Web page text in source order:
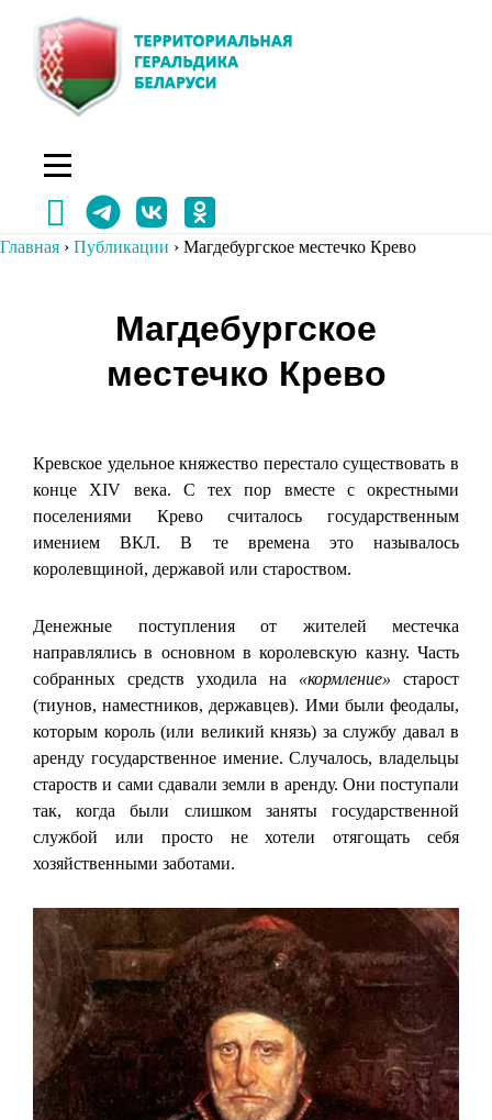
содержимому
Главная › Публикации › Магдебургское местечко Крево
Магдебургское
местечко Крево
Кревское удельное княжество перестало существовать в
конце XIV века. С тех пор вместе с окрестными
поселениями Крево считалось государственным
имением ВКЛ. В те времена это называлось
королевщиной, державой или староством.
Денежные поступления от жителей местечка
направлялись в основном в королевскую казну. Часть
собранных средств уходила на «кормление» старост
(тиунов, наместников, державцев). Ими были феодалы,
которым король (или великий князь) за службу давал в
аренду государственное имение. Случалось, владельцы
староств и сами сдавали земли в аренду. Они поступали
так, когда были слишком заняты государственной
службой или просто не хотели отягощать себя
хозяйственными заботами.
Навигация